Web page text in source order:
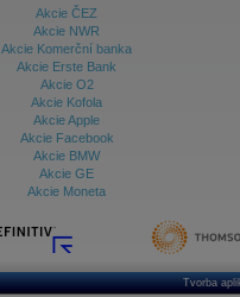
Akcie ČEZ
Akcie NWR
Akcie Komerční banka
Akcie Erste Bank
Akcie O2
Akcie Kofola
Akcie Apple
Akcie Facebook
Akcie BMW
Akcie GE
Akcie Moneta
Tvorba